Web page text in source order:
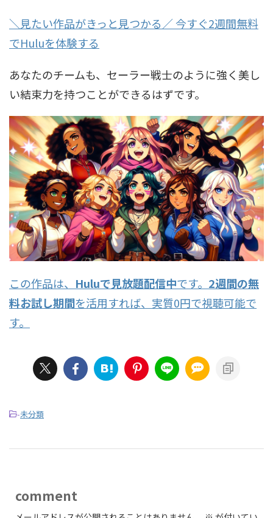
＼見たい作品がきっと見つかる／ 今すぐ2週間無料
でHuluを体験する
あなたのチームも、セーラー戦士のように強く美し
い結束力を持つことができるはずです。
この作品は、 Huluで見放題配信中です。 2週間の無
料お試し期間を活用すれば、実質0円で視聴可能で
す。
-未分類
comment